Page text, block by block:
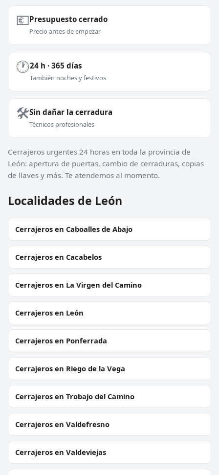
💶Presupuesto cerrado
Precio antes de empezar
🕐24 h · 365 días
También noches y festivos
🛠️Sin dañar la cerradura
Técnicos profesionales
Cerrajeros urgentes 24 horas en toda la provincia de
León: apertura de puertas, cambio de cerraduras, copias
de llaves y más. Te atendemos al momento.
Localidades de León
Cerrajeros en Caboalles de Abajo
Cerrajeros en Cacabelos
Cerrajeros en La Virgen del Camino
Cerrajeros en León
Cerrajeros en Ponferrada
Cerrajeros en Riego de la Vega
Cerrajeros en Trobajo del Camino
Cerrajeros en Valdefresno
Cerrajeros en Valdeviejas